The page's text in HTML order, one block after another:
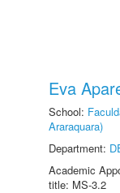
Eva
School:
Araraquara)
Department:
Academic
title: MS-3.2